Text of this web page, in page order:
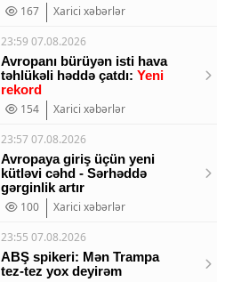
В ОАЭ произошло
жестокое убийство
167
Xarici xəbərlər
23:59 07.08.2026
Avropanı bürüyən isti hava
təhlükəli həddə çatdı: Yeni
rekord
154
Xarici xəbərlər
23:57 07.08.2026
Avropaya giriş üçün yeni
kütləvi cəhd - Sərhəddə
gərginlik artır
100
Xarici xəbərlər
23:55 07.08.2026
ABŞ spikeri: Mən Trampa
tez-tez yox deyirəm